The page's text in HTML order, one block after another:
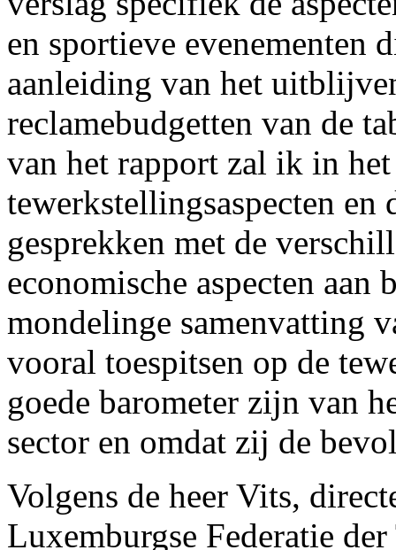
en sportieve evenementen
aanleiding van het
reclamebudgetten van de
van het rapport zal ik in
tewerkstellingsaspecten
gesprekken met de
economische aspecten
mondelinge samenvatting
vooral toespitsen op de
goede barometer zijn van
sector en omdat zij de
Volgens de heer Vits,
Luxemburgse Federatie